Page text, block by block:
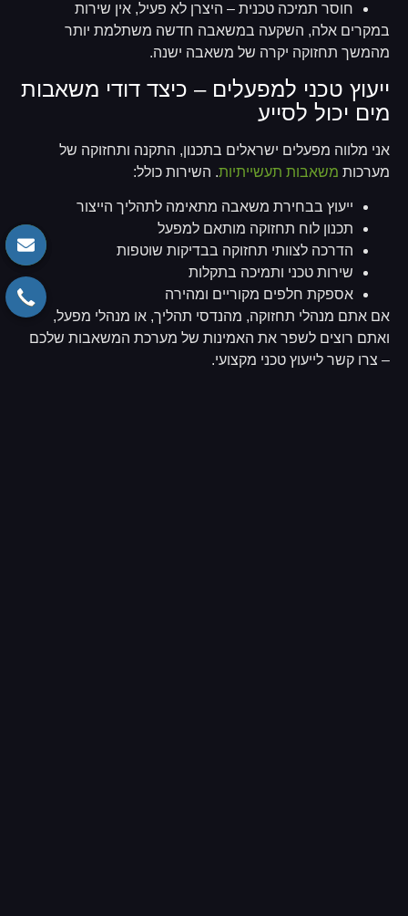
חוסר תמיכה טכנית – היצרן לא פעיל, אין שירות
במקרים אלה, השקעה במשאבה חדשה משתלמת יותר
מהמשך תחזוקה יקרה של משאבה ישנה.
ייעוץ טכני למפעלים – כיצד דודי משאבות
מים יכול לסייע
אני מלווה מפעלים ישראלים בתכנון, התקנה ותחזוקה של
מערכות משאבות תעשייתיות. השירות כולל:
ייעוץ בבחירת משאבה מתאימה לתהליך הייצור
תכנון לוח תחזוקה מותאם למפעל
הדרכה לצוותי תחזוקה בבדיקות שוטפות
שירות טכני ותמיכה בתקלות
אספקת חלפים מקוריים ומהירה
אם אתם מנהלי תחזוקה, מהנדסי תהליך, או מנהלי מפעל,
ואתם רוצים לשפר את האמינות של מערכת המשאבות שלכם
– צרו קשר לייעוץ טכני מקצועי.